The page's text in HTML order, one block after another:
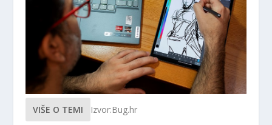
VIŠE O TEMI Izvor:Bug.hr